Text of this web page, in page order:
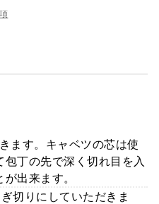
ます。キャベツの芯は使
丁の先で深く切れ目を入
出来ます。
切りにしていただきま